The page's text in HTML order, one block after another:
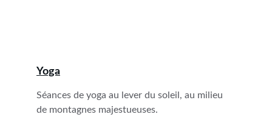
Yoga
Séances de yoga au lever du soleil, au milieu
de montagnes majestueuses.